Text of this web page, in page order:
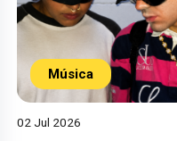
Música
02 Jul 2026